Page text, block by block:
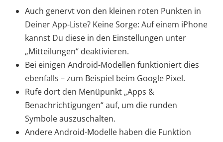
Auch genervt von den kleinen roten Punkten in
Deiner App-Liste? Keine Sorge: Auf einem iPhone
kannst Du diese in den Einstellungen unter
„Mitteilungen“ deaktivieren.
Bei einigen Android-Modellen funktioniert dies
ebenfalls – zum Beispiel beim Google Pixel.
Rufe dort den Menüpunkt „Apps &
Benachrichtigungen“ auf, um die runden
Symbole auszuschalten.
Andere Android-Modelle haben die Funktion